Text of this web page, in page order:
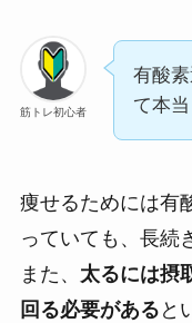
筋トレ初心者
有酸
て本当
痩せるためには有
っていても、長続
また、 太るには摂
回る必要がある と